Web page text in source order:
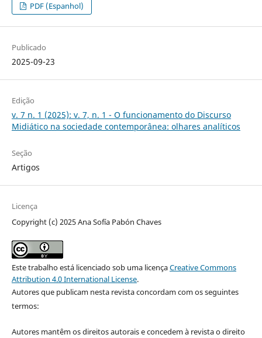
PDF (Espanhol)
Publicado
2025-09-23
Edição
v. 7 n. 1 (2025): v. 7, n. 1 - O funcionamento do Discurso
Midiático na sociedade contemporânea: olhares analíticos
Seção
Artigos
Licença
Copyright (c) 2025 Ana Sofía Pabón Chaves
Este trabalho está licenciado sob uma licençaCreative Commons
Attribution 4.0 International License.
Autores que publicam nesta revista concordam com os seguintes
termos:
Autores mantêm os direitos autorais e concedem à revista o direito